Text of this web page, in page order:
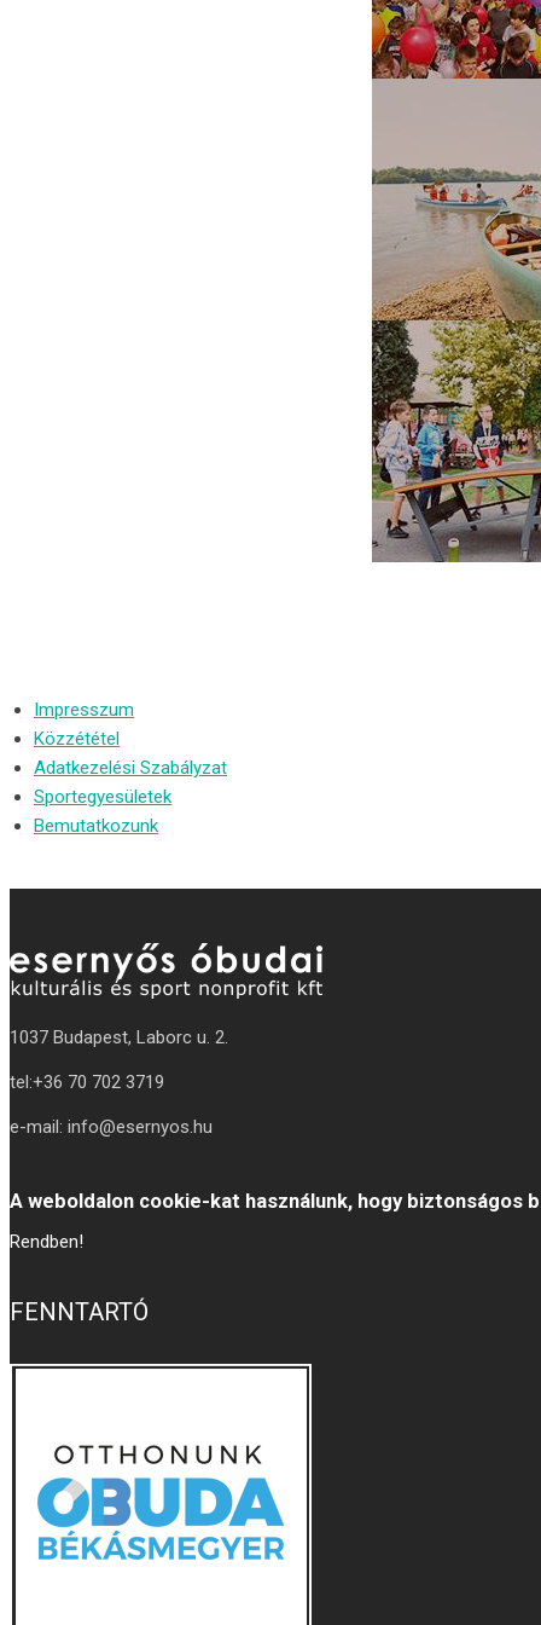
Impresszum
Közzététel
Adatkezelési Szabályzat
Sportegyesületek
Bemutatkozunk
1037 Budapest, Laborc u. 2.
tel:+36 70 702 3719
e-mail: info@esernyos.hu
A weboldalon cookie-kat használunk, hogy
Rendben!
FENNTARTÓ